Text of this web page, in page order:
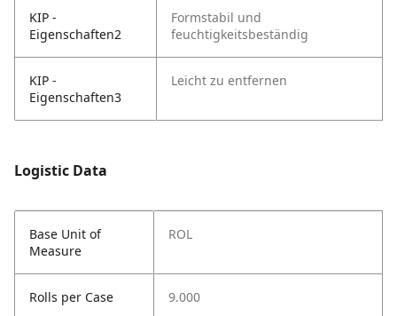
KIP -
Eigenschaften2
Formstabil und
feuchtigkeitsbeständig
KIP -
Eigenschaften3
Leicht zu entfernen
Logistic Data
Base Unit of
Measure
ROL
Rolls per Case 9.000